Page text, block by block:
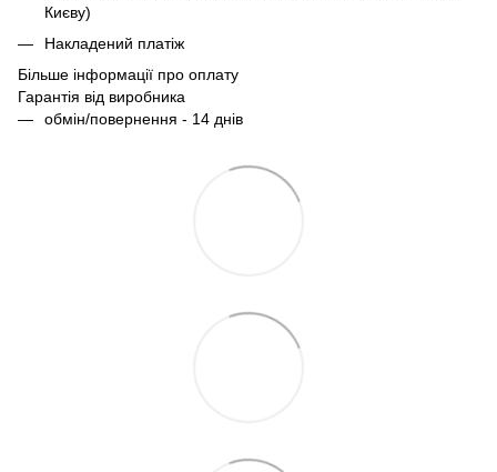
Києву)
Накладений платіж
Більше інформації про оплату
Гарантія від виробника
обмін/повернення - 14 днів